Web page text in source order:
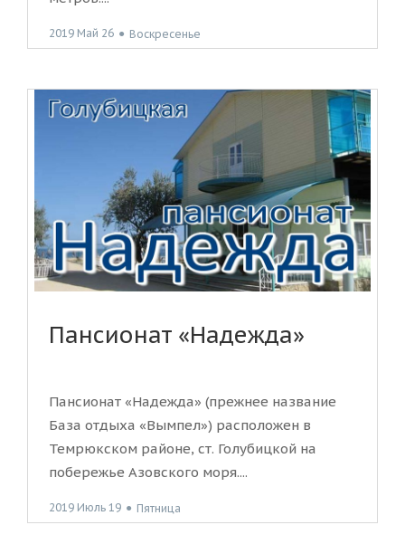
2019 Май 26 ● Воскресенье
Пансионат «Надежда»
Пансионат «Надежда» (прежнее название
База отдыха «Вымпел») расположен в
Темрюкском районе, ст. Голубицкой на
побережье Азовского моря....
2019 Июль 19 ● Пятница